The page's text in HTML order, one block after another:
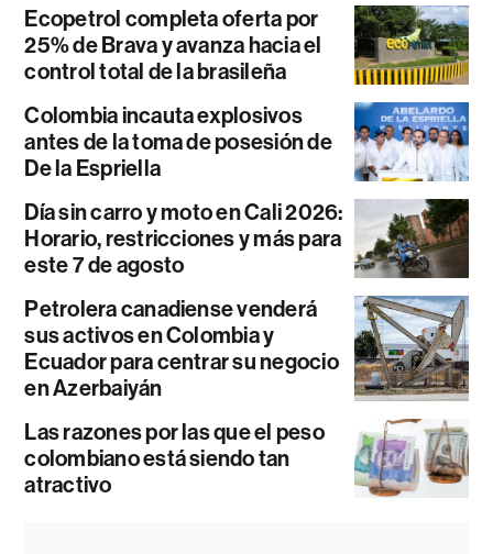
Ecopetrol completa oferta por
25% de Brava y avanza hacia el
control total de la brasileña
Colombia incauta explosivos
antes de la toma de posesión de
De la Espriella
Día sin carro y moto en Cali 2026:
Horario, restricciones y más para
este 7 de agosto
Petrolera canadiense venderá
sus activos en Colombia y
Ecuador para centrar su negocio
en Azerbaiyán
Las razones por las que el peso
colombiano está siendo tan
atractivo